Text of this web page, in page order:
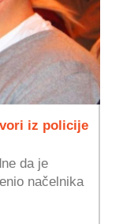
iz policije
da je
načelnika